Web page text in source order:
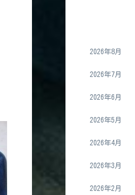
2026年8月
2026年7月
2026年6月
2026年5月
2026年4月
2026年3月
2026年2月